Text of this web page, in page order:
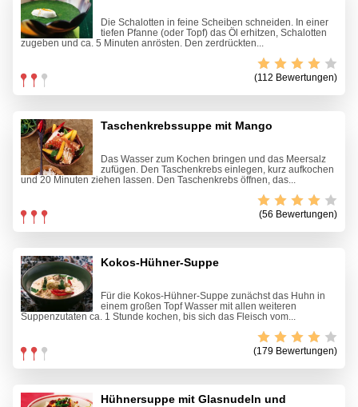
Die Schalotten in feine Scheiben schneiden. In einer
tiefen Pfanne (oder Topf) das Öl erhitzen, Schalotten
zugeben und ca. 5 Minuten anrösten. Den zerdrückten...
(112 Bewertungen)
Taschenkrebssuppe mit Mango
Das Wasser zum Kochen bringen und das Meersalz
zufügen. Den Taschenkrebs einlegen, kurz aufkochen
und 20 Minuten ziehen lassen. Den Taschenkrebs öffnen, das...
(56 Bewertungen)
Kokos-Hühner-Suppe
Für die Kokos-Hühner-Suppe zunächst das Huhn in
einem großen Topf Wasser mit allen weiteren
Suppenzutaten ca. 1 Stunde kochen, bis sich das Fleisch vom...
(179 Bewertungen)
Hühnersuppe mit Glasnudeln und